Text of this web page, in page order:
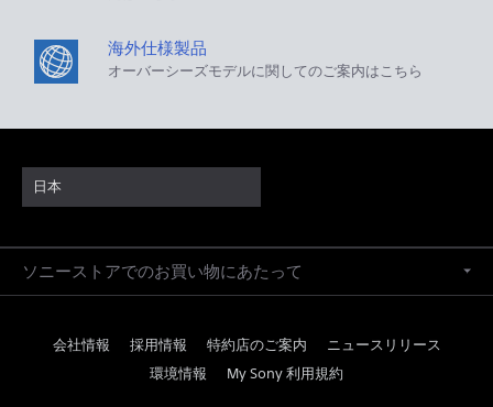
海外仕様製品
オーバーシーズモデルに関してのご案内はこちら
日本
ソニーストアでのお買い物にあたって
会社情報 採用情報 特約店のご案内
ニュースリリース
環境情報
My Sony 利用規約